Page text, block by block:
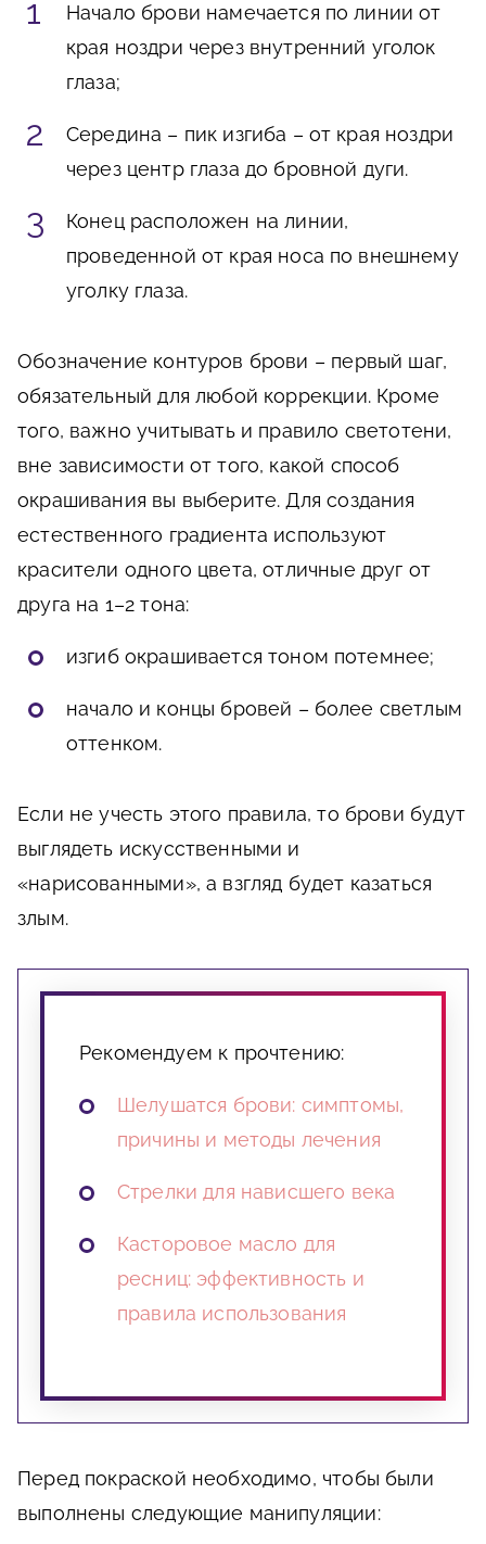
Начало брови намечается по линии от
края ноздри через внутренний уголок
глаза;
Середина – пик изгиба – от края ноздри
через центр глаза до бровной дуги.
Конец расположен на линии,
проведенной от края носа по внешнему
уголку глаза.
Обозначение контуров брови – первый шаг,
обязательный для любой коррекции. Кроме
того, важно учитывать и правило светотени,
вне зависимости от того, какой способ
окрашивания вы выберите. Для создания
естественного градиента используют
красители одного цвета, отличные друг от
друга на 1–2 тона:
изгиб окрашивается тоном потемнее;
начало и концы бровей – более светлым
оттенком.
Если не учесть этого правила, то брови будут
выглядеть искусственными и
«нарисованными», а взгляд будет казаться
злым.
Рекомендуем к прочтению:
Шелушатся брови: симптомы,
причины и методы лечения
Стрелки для нависшего века
Касторовое масло для
ресниц: эффективность и
правила использования
Перед покраской необходимо, чтобы были
выполнены следующие манипуляции: